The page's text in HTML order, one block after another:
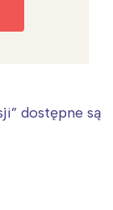
dostępne są